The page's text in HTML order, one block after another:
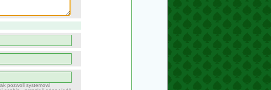
pozwoli systemowi